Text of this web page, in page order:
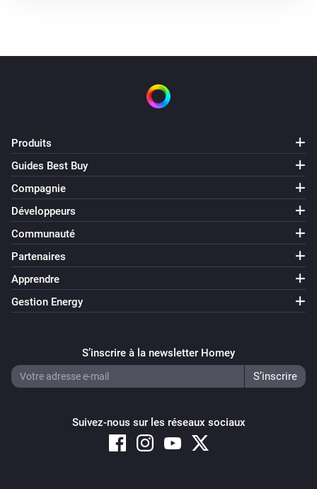
Produits
Guides Best Buy
Compagnie
Développeurs
Communauté
Partenaires
Apprendre
Gestion Energy
S’inscrire à la newsletter Homey
Suivez-nous sur les réseaux sociaux